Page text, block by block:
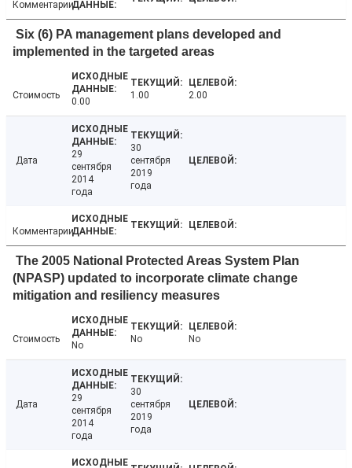
Комментарии
Six (6) PA management plans developed and
implemented in the targeted areas
Стоимость
0.00
1.00 2.00
Дата
29
сентября
2014
года
30
сентября
2019
года
Комментарии
The 2005 National Protected Areas System Plan
(NPASP) updated to incorporate climate change
mitigation and resiliency measures
Стоимость
No
No No
Дата
29
сентября
2014
года
30
сентября
2019
года